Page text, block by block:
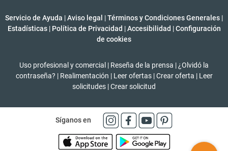
Servicio de Ayuda |Aviso legal |Términos y Condiciones Generales |
Estadísticas | Política de Privacidad | Accesibilidad | Configuración
de cookies
Uso profesional y comercial | Reseña de la prensa |¿Olvidó la
contraseña? | Realimentación | Leer ofertas | Crear oferta | Leer
solicitudes |Crear solicitud
Síganos en